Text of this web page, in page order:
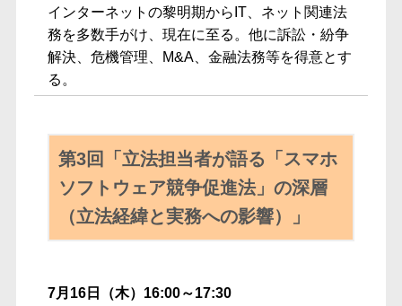
インターネットの黎明期からIT、ネット関連法
務を多数手がけ、現在に至る。他に訴訟・紛争
解決、危機管理、M&A、金融法務等を得意とす
る。
第3回「立法担当者が語る「スマホ
ソフトウェア競争促進法」の深層
（立法経緯と実務への影響）」
7月16日（木）16:00～17:30